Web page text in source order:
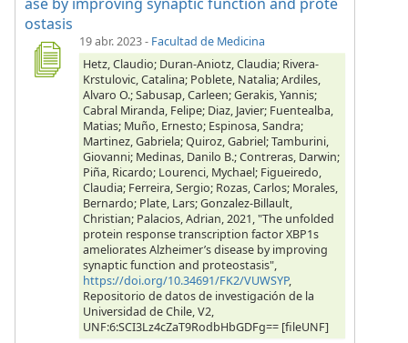
ostasis
19 abr. 2023- Facultad de Medicina
Hetz, Claudio; Duran-Aniotz, Claudia; Rivera-
Krstulovic, Catalina; Poblete, Natalia; Ardiles,
Alvaro O.; Sabusap, Carleen; Gerakis, Yannis;
Cabral Miranda, Felipe; Diaz, Javier; Fuentealba,
Matias; Muño, Ernesto; Espinosa, Sandra;
Martinez, Gabriela; Quiroz, Gabriel; Tamburini,
Giovanni; Medinas, Danilo B.; Contreras, Darwin;
Piña, Ricardo; Lourenci, Mychael; Figueiredo,
Claudia; Ferreira, Sergio; Rozas, Carlos; Morales,
Bernardo; Plate, Lars; Gonzalez-Billault,
Christian; Palacios, Adrian, 2021, "The unfolded
protein response transcription factor XBP1s
ameliorates Alzheimer’s disease by improving
synaptic function and proteostasis",
https://doi.org/10.34691/FK2/VUWSYP,
Repositorio de datos de investigación de la
Universidad de Chile, V2,
UNF:6:SCI3Lz4cZaT9RodbHbGDFg== [fileUNF]